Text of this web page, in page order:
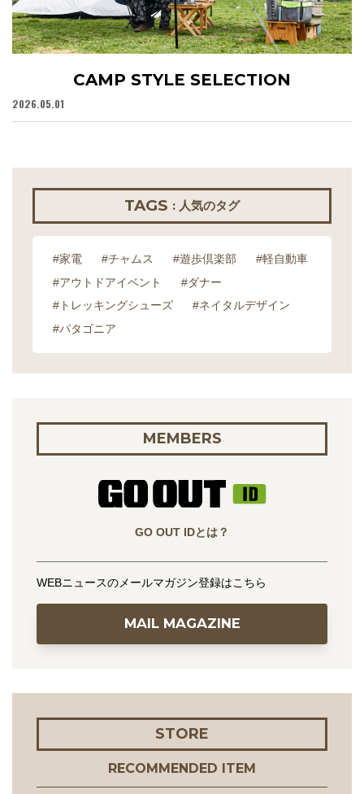
CAMP STYLE SELECTION
2026.05.01
TAGS : 人気のタグ
#家電 #チャムス #遊歩倶楽部
#軽自動車
#アウトドアイベント
#ダナー
#トレッキングシューズ
#ネイタルデザイン
#パタゴニア
MEMBERS
GO OUT IDとは？
WEBニュースのメールマガジン登録はこちら
MAIL MAGAZINE
STORE
RECOMMENDED ITEM